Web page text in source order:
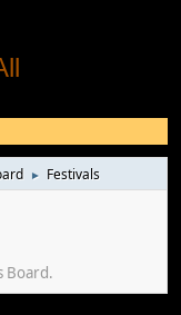
► Festivals
Board.